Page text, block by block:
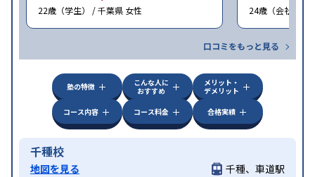
22歳（学生） / 千葉県 女性 24歳（会社員<
口コミをもっと見る
塾の特徴
こんな人に
おすすめ
メリット・
デメリット
コース内容
コース料金 合格実績
千種校
地図を見る
千種、車道駅